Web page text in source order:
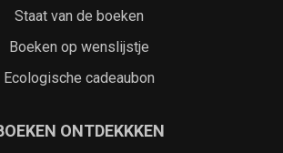
Staat van de boeken
Boeken op wenslijstje
Ecologische cadeaubon
ONTDEKKKEN